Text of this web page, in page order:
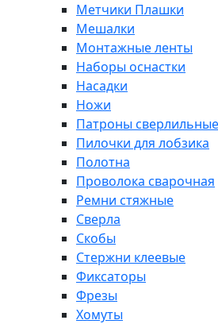
Метчики Плашки
Мешалки
Монтажные ленты
Наборы оснастки
Насадки
Ножи
Патроны сверлильные
Пилочки для лобзика
Полотна
Проволока сварочная
Ремни стяжные
Сверла
Скобы
Стержни клеевые
Фиксаторы
Фрезы
Хомуты